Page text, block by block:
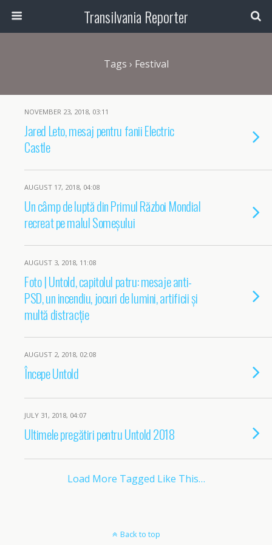
Transilvania Reporter
Tags › Festival
NOVEMBER 23, 2018, 03:11
Jared Leto, mesaj pentru fanii Electric
Castle
AUGUST 17, 2018, 04:08
Un câmp de luptă din Primul Război Mondial
recreat pe malul Someșului
AUGUST 3, 2018, 11:08
Foto | Untold, capitolul patru: mesaje anti-
PSD, un incendiu, jocuri de lumini, artificii și
multă distracție
AUGUST 2, 2018, 02:08
Începe Untold
JULY 31, 2018, 04:07
Ultimele pregătiri pentru Untold 2018
Load More Tagged Like This…
Back to top